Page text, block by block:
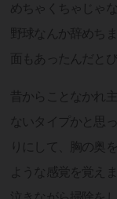
めちゃくちゃじゃ
野球なんか辞めち
面もあったんだと
昔からことなかれ
ないタイプかと思
りにして、胸の奥
ような感覚を覚えま